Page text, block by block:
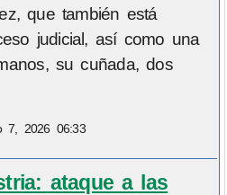
que también está
judicial, así como una
su cuñada, dos
7, 2026 06:33
ataque a las